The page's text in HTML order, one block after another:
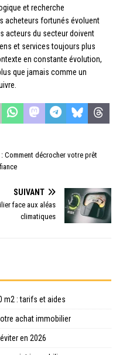
et recherche
acheteurs fortunés évoluent
acteurs du secteur doivent
et services toujours plus
en constante évolution,
que jamais comme un
Comment décrocher votre prêt
SUIVANT
face aux aléas
climatiques
m2 : tarifs et aides
achat immobilier
en 2026